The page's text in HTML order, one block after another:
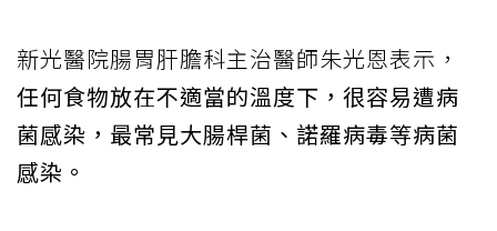
新光醫院腸胃肝膽科主治醫師朱光恩表示，
任何食物放在不適當的溫度下，很容易遭病
菌感染，最常見大腸桿菌、諾羅病毒等病菌
感染。